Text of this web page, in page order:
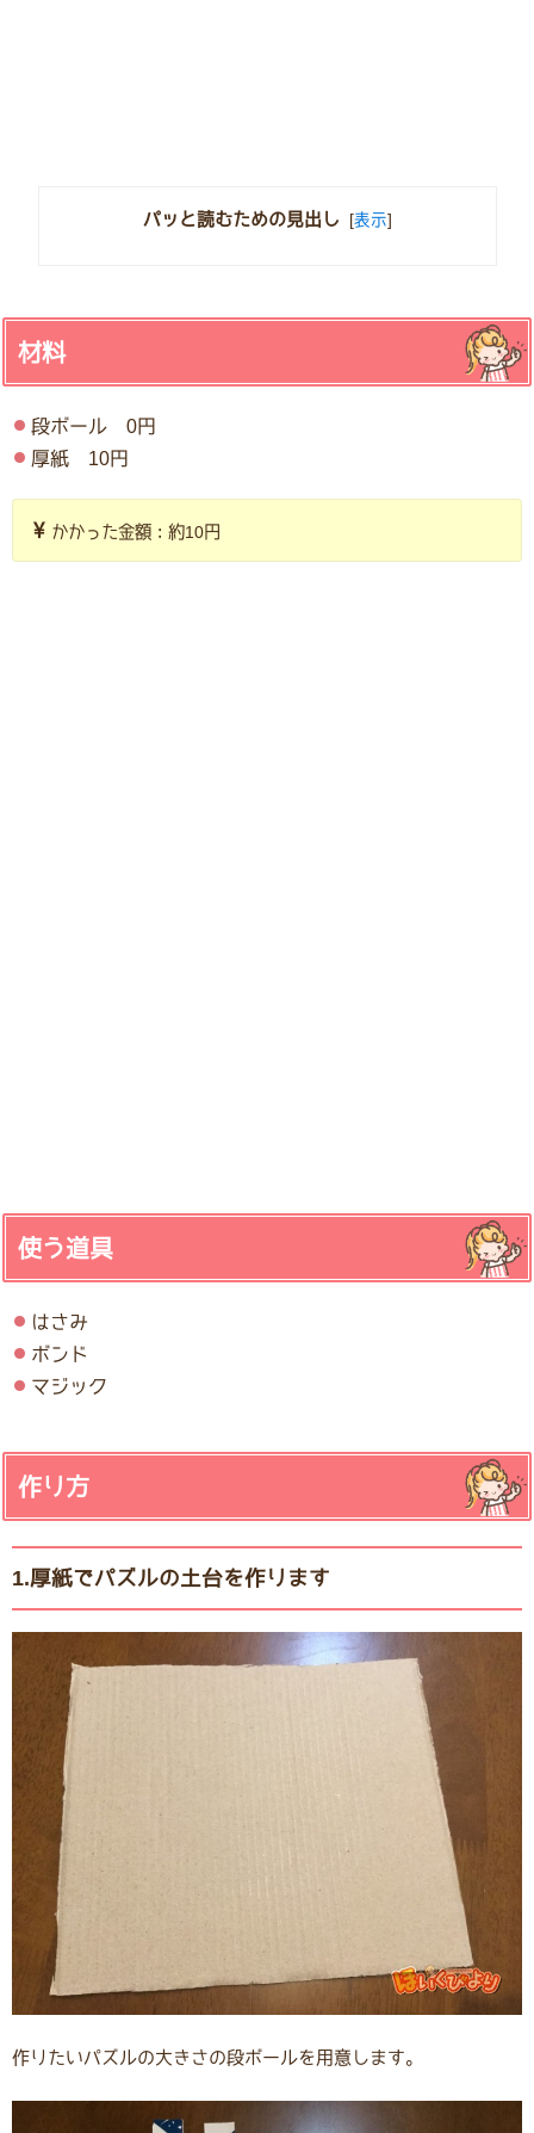
パッと読むための見出し [表示]
材料
段ボール 0円
厚紙 10円
かかった金額：約10円
使う道具
はさみ
ボンド
マジック
作り方
1.厚紙でパズルの土台を作ります
作りたいパズルの大きさの段ボールを用意します。